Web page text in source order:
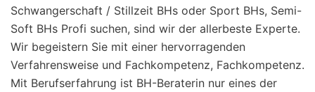
Schwangerschaft / Stillzeit BHs oder Sport BHs, Semi-
Soft BHs Profi suchen, sind wir der allerbeste Experte.
Wir begeistern Sie mit einer hervorragenden
Verfahrensweise und Fachkompetenz, Fachkompetenz.
Mit Berufserfahrung ist BH-Beraterin nur eines der